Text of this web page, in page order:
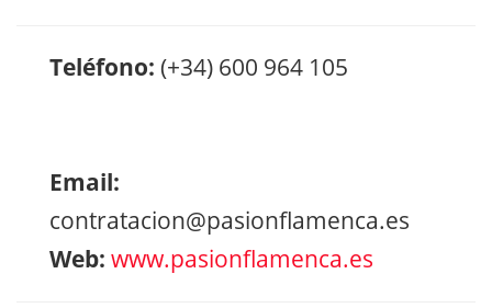
Teléfono: (+34) 600 964 105
Email:
contratacion@pasionflamenca.es
Web: www.pasionflamenca.es